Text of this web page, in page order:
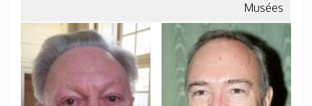
Musées